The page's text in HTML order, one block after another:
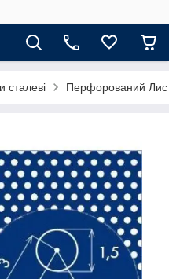
сталеві Перфорований